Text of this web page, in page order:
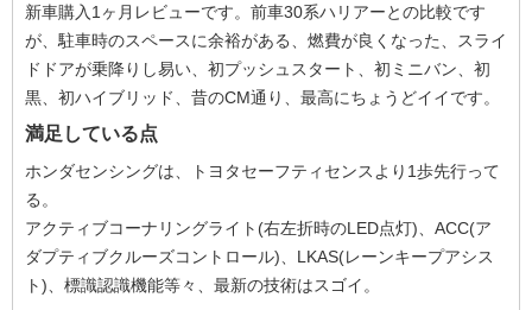
新車購入1ヶ月レビューです。前車30系ハリアーとの比較です
が、駐車時のスペースに余裕がある、燃費が良くなった、スライ
ドドアが乗降りし易い、初プッシュスタート、初ミニバン、初
黒、初ハイブリッド、昔のCM通り、最高にちょうどイイです。
満足している点
ホンダセンシングは、トヨタセーフティセンスより1歩先行って
る。
アクティブコーナリングライト(右左折時のLED点灯)、ACC(ア
ダプティブクルーズコントロール)、LKAS(レーンキープアシス
ト)、標識認識機能等々、最新の技術はスゴイ。